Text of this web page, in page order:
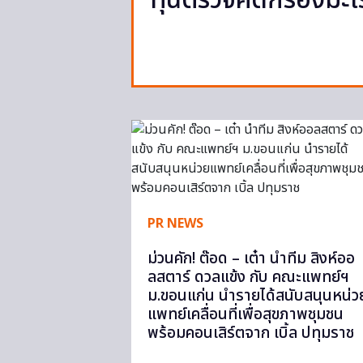
PR NEWS
ม่วนคัก! ต๊อด – เต๋า นำทีม สิงห์ออ
ลสตาร์ ดวลแข้ง กับ คณะแพทย์ฯ
ม.ขอนแก่น นำรายได้สนับสนุนหน่ว
แพทย์เคลื่อนที่เพื่อสุขภาพชุมชน
พร้อมคอนเสิร์ตจาก เบิ้ล ปทุมราช